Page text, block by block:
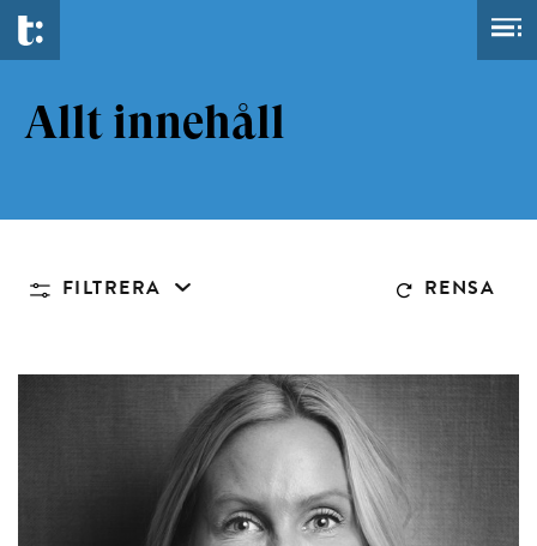
Allt innehåll
FILTRERA RENSA